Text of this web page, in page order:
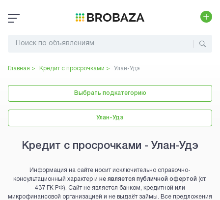
Главная > Кредит с просрочками > Улан-Удэ
Выбрать подкатегорию
Улан-Удэ
Кредит с просрочками - Улан-Удэ
Информация на сайте носит исключительно справочно-
консультационный характер и не является публичной офертой (ст.
437 ГК РФ). Сайт не является банком, кредитной или
микрофинансовой организацией и не выдаёт займы. Все предложения